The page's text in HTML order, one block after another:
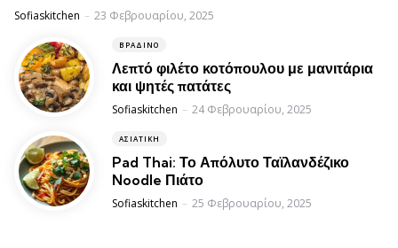
Posted
Sofiaskitchen 23 Φεβρουαρίου, 2025
ΒΡΑΔΙΝΌ
Λεπτό φιλέτο κοτόπουλου με μανιτάρια
και ψητές πατάτες
Posted
Sofiaskitchen 24 Φεβρουαρίου, 2025
ΑΣΙΑΤΙΚΉ
Pad Thai: Το Απόλυτο Ταϊλανδέζικο
Noodle Πιάτο
Posted
Sofiaskitchen 25 Φεβρουαρίου, 2025